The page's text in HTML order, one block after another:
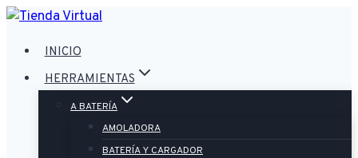
Saltar
contenido
INICIO
HERRAMIENTAS
A BATERÍA
AMOLADORA
BATERÍA Y CARGADOR